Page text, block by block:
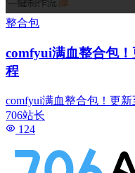
整合包
comfyui满血整合包
程
comfyui满血整合包！更
706站长
124